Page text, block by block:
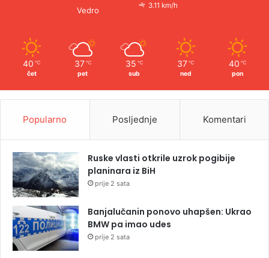
Vedro
3.11 km/h
40 ℃
čet
37 ℃
pet
35 ℃
sub
37 ℃
ned
40 ℃
pon
Popularno Posljednje Komentari
Ruske vlasti otkrile uzrok pogibije
planinara iz BiH
prije 2 sata
Banjalučanin ponovo uhapšen: Ukrao
BMW pa imao udes
prije 2 sata